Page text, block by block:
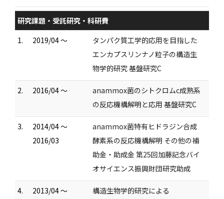
研究課題・受託研究・科研費
1.
2019/04 ～
タンパク質工学的応用を目指した
エンカプスリンナノ粒子の構造生
物学的研究 基盤研究C
2. 2016/04 ～
anammox菌のシトクロムc成熟系
の反応機構解明と応用 基盤研究C
3.
2014/04 ～
2016/03
anammox菌特有ヒドラジン合成
酵素系の反応機構解明 その他の補
助金・助成金 第25回加藤記念バイ
オサイエンス振興財団研究助成
4.
2013/04 ～
構造生物学的研究による